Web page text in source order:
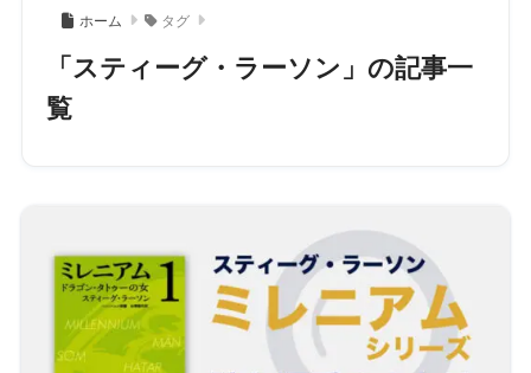
ホーム タグ
「スティーグ・ラーソン」の記事一
覧